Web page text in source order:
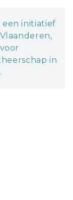
een initiatief
in